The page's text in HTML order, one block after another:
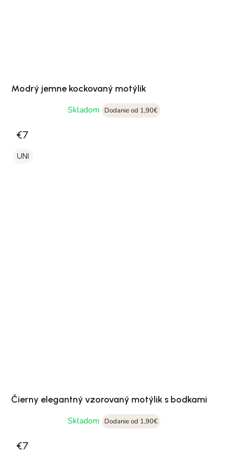
Modrý jemne kockovaný motýlik
Skladom
Dodanie od 1,90€
€7
UNI
Čierny elegantný vzorovaný motýlik s bodkami
Skladom
Dodanie od 1,90€
€7